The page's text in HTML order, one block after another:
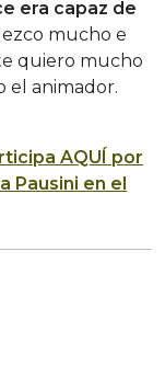
era capaz de
mucho e
quiero mucho
el animador.
AQUÍ por
Pausini en el